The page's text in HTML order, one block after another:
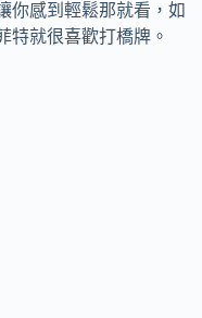
你感到輕鬆那就看，如
特就很喜歡打橋牌。